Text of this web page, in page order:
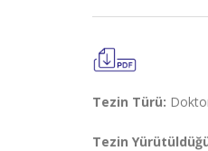
Tezin Türü:
Tezin